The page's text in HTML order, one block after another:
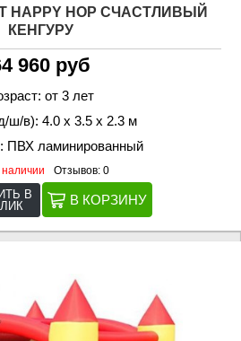
HAPPY HOP СЧАСТЛИВЫЙ
КЕНГУРУ
960 руб
от 3 лет
ш/в): 4.0 х 3.5 х 2.3 м
ПВХ ламинированный
наличии Отзывов: 0
В